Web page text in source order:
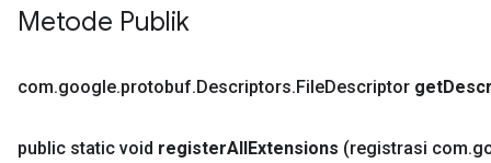
Metode Publik
com.google.protobuf.Descriptors.FileDescriptor get
public static void registerAllExtensions (registrasi com.